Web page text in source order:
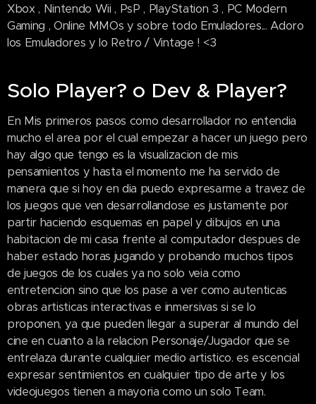
Xbox , Nintendo Wii , PsP , PlayStation 3 , PC Modern
Gaming , Online MMOs y sobre todo Emuladores... Adoro
los Emuladores y lo Retro / Vintage ! <3
Solo Player? o Dev & Player?
En Mis primeros pasos como desarrollador no entendia
mucho el area por el cual empezar a hacer un juego pero
hay algo que tengo es la visualizacion de mis
pensamientos y hasta el momento me ha servido de
manera que si hoy en dia puedo expresarme a travez de
los juegos que ven desarrollandose es justamente por
partir haciendo esquemas en papel y dibujos en una
habitacion de mi casa frente al computador despues de
haber estado horas jugando y probando muchos tipos
de juegos de los cuales ya no solo veia como
entretencion sino que los pase a ver como autenticas
obras artisticas interactivas e inmersivas si se lo
proponen, ya que pueden llegar a superar al mundo del
cine en cuanto a la relacion Personaje/Jugador que se
entrelaza durante cualquier medio artistico. es escencial
expresar sentimientos en cualquier tipo de arte y los
videojuegos tienen a mayoria como un solo Team.